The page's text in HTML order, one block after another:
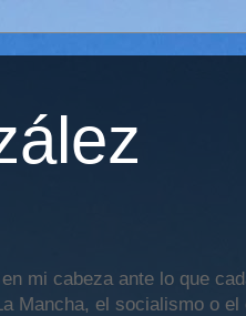
mi cabeza ante lo que
Mancha, el socialismo o el